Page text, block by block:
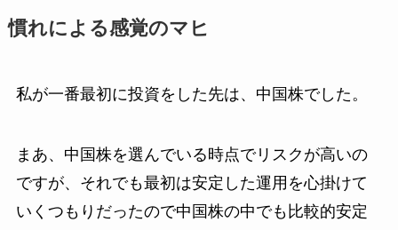
慣れによる感覚のマヒ
私が一番最初に投資をした先は、中国株でした。
まあ、中国株を選んでいる時点でリスクが高いの
ですが、それでも最初は安定した運用を心掛けて
いくつもりだったので中国株の中でも比較的安定